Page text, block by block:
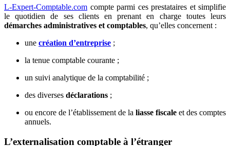
L-Expert-Comptable.com compte parmi ces prestataires et simplifie
le quotidien de ses clients en prenant en charge toutes leurs
démarches administratives et comptables, qu’elles concernent :
une création d’entreprise ;
la tenue comptable courante ;
un suivi analytique de la comptabilité ;
des diverses déclarations ;
ou encore de l’établissement de la liasse fiscale et des comptes
annuels.
L’externalisation comptable à l’étranger